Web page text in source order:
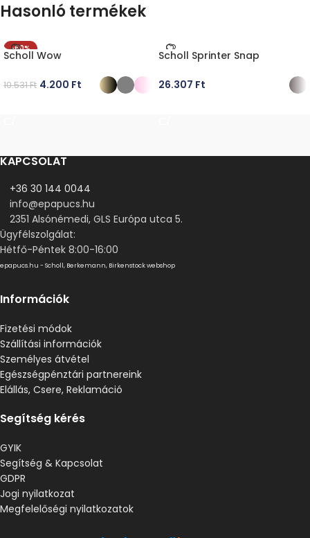
Hasonló termékek
-60%
Scholl Wow
10.531Ft 4.200 Ft
Scholl Sprinter Snap
26.307 Ft
KAPCSOLAT
+36 30 144 0044
info@epapucs.hu
2351 Alsónémedi, GLS Európa utca 5.
Ügyfélszolgálat:
Hétfő-Péntek 8:00-16:00
epapucs.hu - Scholl, Berkemann, Birkenstock webshop
Információk
Fizetési módok
Szállítási információk
Személyes átvétel
Egészségpénztári partnereink
Elállás, Csere, Reklamáció
Segítség kérés
GYIK
Segítség & Kapcsolat
GDPR
Jogi nyilatkozat
Megfelelőségi nyilatkozatok